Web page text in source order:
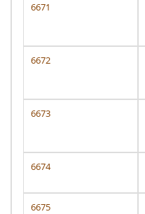
6671
6672
6673
6674
6675